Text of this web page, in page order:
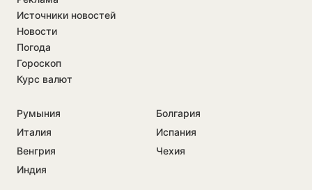
Источники новостей
Новости
Погода
Гороскоп
Курс валют
Румыния
Болгария
Италия
Испания
Венгрия
Чехия
Индия